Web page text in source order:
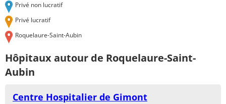
Privé non lucratif
Privé lucratif
Roquelaure-Saint-Aubin
Hôpitaux autour de Roquelaure-Saint-
Aubin
Centre Hospitalier de Gimont